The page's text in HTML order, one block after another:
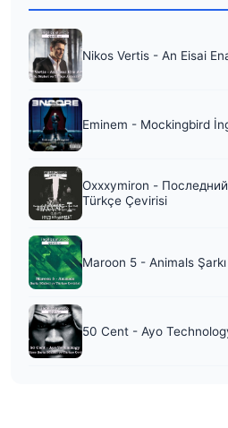
Nikos Vertis - An Eisai
Eminem - Mockingbird
Oxxxymiron -
Türkçe Çevirisi
Maroon 5 - Animals
50 Cent - Ayo